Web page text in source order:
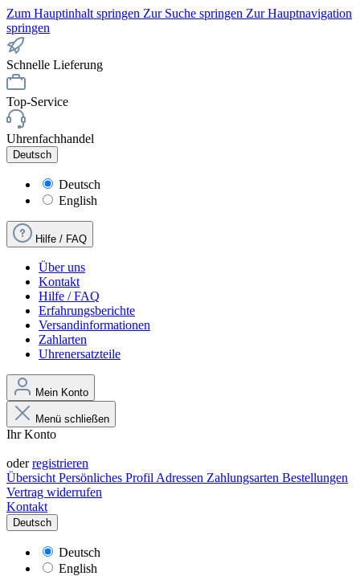
Zum Hauptinhalt springen Zur Suche springen Zur Hauptnavigation
springen
Schnelle Lieferung
Top-Service
Uhrenfachhandel
Deutsch
Deutsch
English
Hilfe / FAQ
Über uns
Kontakt
Hilfe / FAQ
Erfahrungsberichte
Versandinformationen
Zahlarten
Uhrenersatzteile
Mein Konto
Menü schließen
Ihr Konto
oderregistrieren
Übersicht Persönliches Profil Adressen Zahlungsarten Bestellungen
Vertrag widerrufen
Kontakt
Deutsch
Deutsch
English